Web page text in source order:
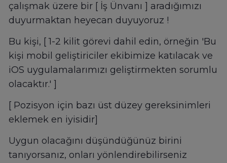
çalışmak üzere bir [ İş Ünvanı ] aradığımızı
duyurmaktan heyecan duyuyoruz !
Bu kişi, [ 1-2 kilit görevi dahil edin, örneğin 'Bu
kişi mobil geliştiriciler ekibimize katılacak ve
iOS uygulamalarımızı geliştirmekten sorumlu
olacaktır.' ]
[ Pozisyon için bazı üst düzey gereksinimleri
eklemek en iyisidir]
Uygun olacağını düşündüğünüz birini
tanıyorsanız, onları yönlendirebilirseniz